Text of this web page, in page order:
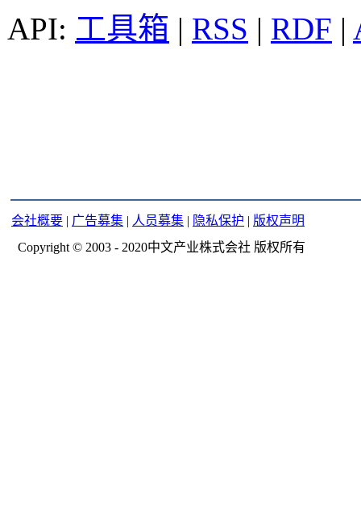
工具箱 | RSS | RDF |
会社概要 | 广告募集 | 人员募集 | 隐私保护 | 版权声明
Copyright © 2003 - 2020中文产业株式会社 版权所有